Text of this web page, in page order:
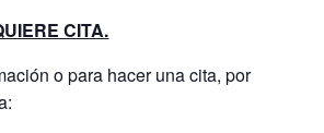
CITA.
o para hacer una cita, por